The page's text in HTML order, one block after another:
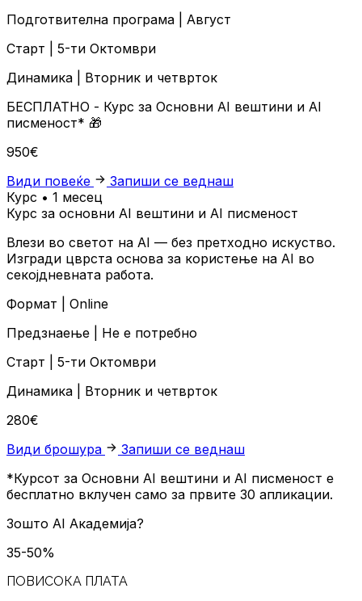
Подготвителна програма | Август
Старт | 5-ти Октомври
Динамика | Вторник и четврток
БЕСПЛАТНО - Курс за Основни AI вештини и AI
писменост* 🎁
950€
Види повеќе
Запиши се веднаш
Курс • 1 месец
Курс за основни AI вештини и AI писменост
Влези во светот на AI — без претходно искуство.
Изгради цврста основа за користење на AI во
секојдневната работа.
Формат | Online
Предзнаење | Не е потребно
Старт | 5-ти Октомври
Динамика | Вторник и четврток
280€
Види брошура
Запиши се веднаш
*Курсот за Основни AI вештини и AI писменост е
бесплатно вклучен само за првите 30 апликации.
Зошто AI Академија?
35-50%
ПОВИСОКА ПЛАТА